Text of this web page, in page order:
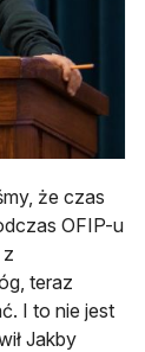
że czas
OFIP-u
teraz
I to nie jest
Jakby